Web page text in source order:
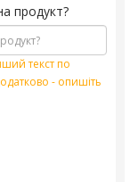
продукт?
текст по
- опишіть